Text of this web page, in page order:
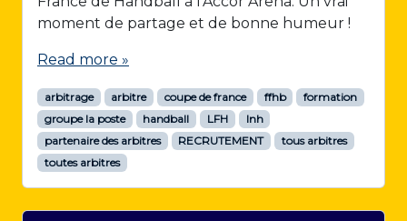
moment de partage et de bonne humeur !
Read more »
arbitrage arbitre coupe de france ffhb
formation
groupe la poste
handball LFH
lnh
partenaire des arbitres
RECRUTEMENT
tous arbitres
toutes arbitres